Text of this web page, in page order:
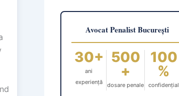
Avocat Penalist București
30+
ani
experiență
500
+
dosare penale
100
%
confidențial